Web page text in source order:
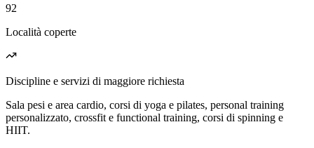
92
Località coperte
Discipline e servizi di maggiore richiesta
Sala pesi e area cardio, corsi di yoga e pilates, personal training
personalizzato, crossfit e functional training, corsi di spinning e
HIIT.